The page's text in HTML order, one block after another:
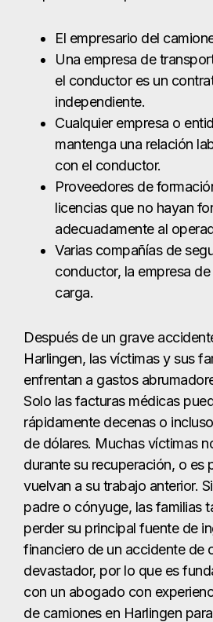
licencias que no hayan
adecuadamente al
Varias compañías de
conductor, la empresa de
carga.
Después de un grave
Harlingen, las víctimas y sus
enfrentan a gastos
Solo las facturas médicas
rápidamente decenas o
de dólares. Muchas víctimas
durante su recuperación, o es
padre o cónyuge, las familias
perder su principal fuente de
financiero de un accidente de
devastador, por lo que es
con un abogado con
de camiones en Harlingen
indemnización completa.
disponible
accidente de
en Harlingen